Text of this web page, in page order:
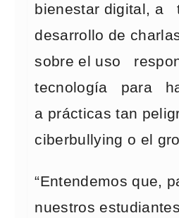
bienestar digital, a
desarrollo de
sobre el uso
tecnología para
a prácticas tan
ciberbullying o el
“Entendemos que,
nuestros